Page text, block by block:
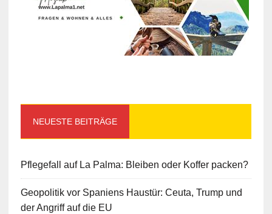
NEUESTE BEITRÄGE
Pflegefall auf La Palma: Bleiben oder Koffer packen?
Geopolitik vor Spaniens Haustür: Ceuta, Trump und
der Angriff auf die EU